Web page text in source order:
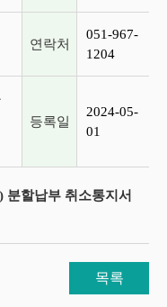
연락처
051-967-
1204
등록일
2024-05-
01
분할납부 취소통지서
목록